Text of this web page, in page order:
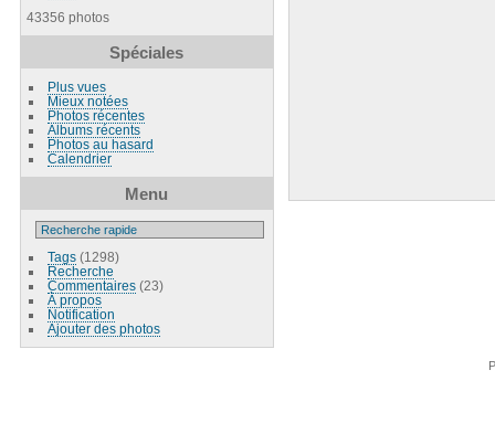
43356 photos
Spéciales
Plus vues
Mieux notées
Photos récentes
Albums récents
Photos au hasard
Calendrier
Menu
Tags(1298)
Recherche
Commentaires(23)
À propos
Notification
Ajouter des photos